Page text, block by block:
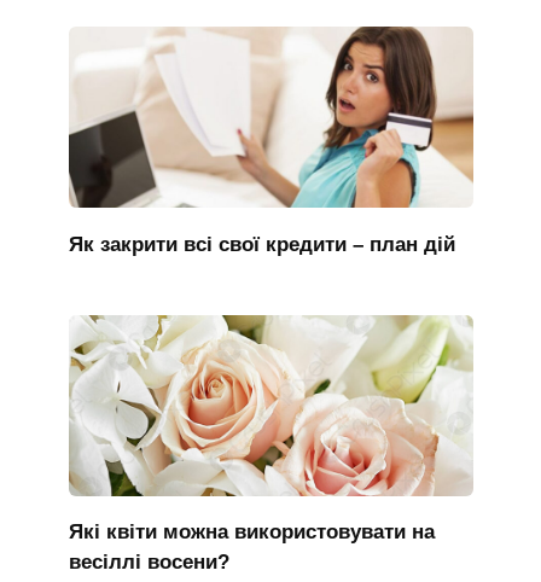
Як закрити всі свої кредити – план дій
Які квіти можна використовувати на
весіллі восени?